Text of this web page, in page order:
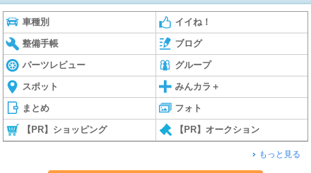
車種別 イイね！
整備手帳 ブログ
パーツレビュー グループ
スポット みんカラ＋
まとめ フォト
【PR】ショッピング 【PR】オークション
もっと見る